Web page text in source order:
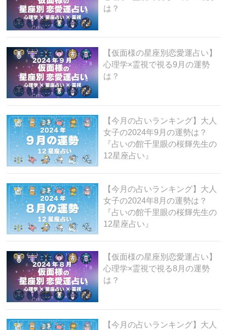
は？
【仮面様の星座別恋愛運占い】
心理学×霊視で視る9月の運勢
は？
【今月の占いランキング】大人
女子の2024年9月の運勢は？
『占いの館千里眼の桜輝先生の
12星座占い』
【今月の占いランキング】大人
女子の2024年8月の運勢は？
『占いの館千里眼の桜輝先生の
12星座占い』
【仮面様の星座別恋愛運占い】
心理学×霊視で視る8月の運勢
は？
【今月の占いランキング】大人